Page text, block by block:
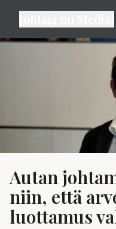
Autan
niin, että
luottamus